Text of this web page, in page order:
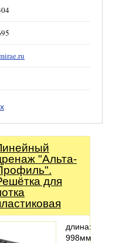
"Альта-
для
длина:
998мм;